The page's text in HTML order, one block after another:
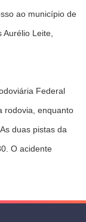
ao município de
Leite,
Federal
rodovia, enquanto
duas pistas da
O acidente